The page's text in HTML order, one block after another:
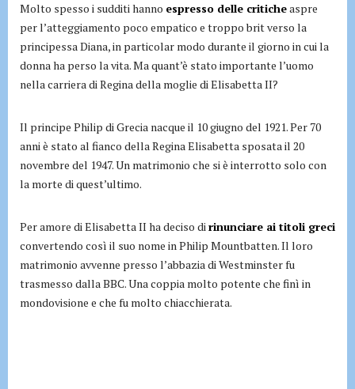
Molto spesso i sudditi hanno espresso delle criticheaspre
per l’atteggiamento poco empatico e troppo brit verso la
principessa Diana, in particolar modo durante il giorno in cui la
donna ha perso la vita. Ma quant’è stato importante l’uomo
nella carriera di Regina della moglie di Elisabetta II?
Il principe Philip di Grecia nacque il 10 giugno del 1921. Per 70
anni è stato al fianco della Regina Elisabetta sposata il 20
novembre del 1947. Un matrimonio che si è interrotto solo con
la morte di quest’ultimo.
Per amore di Elisabetta II ha deciso dirinunciare ai titoli greci
convertendo così il suo nome in Philip Mountbatten. Il loro
matrimonio avvenne presso l’abbazia di Westminster fu
trasmesso dalla BBC. Una coppia molto potente che finì in
mondovisione e che fu molto chiacchierata.